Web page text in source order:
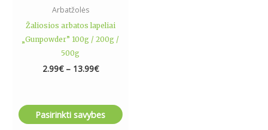
Arbatžolės
Žaliosios arbatos lapeliai
„Gunpowder” 100g / 200g /
500g
2.99€ – 13.99€
Pasirinkti savybes
page